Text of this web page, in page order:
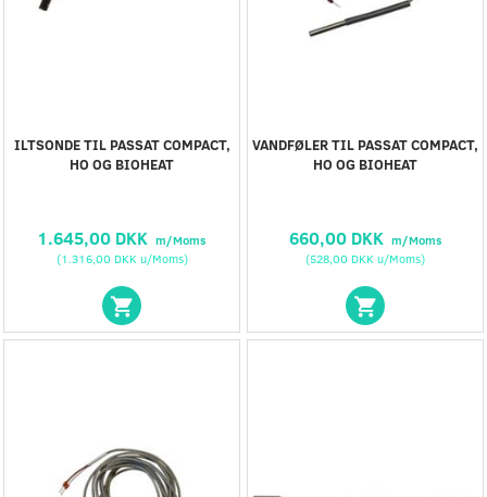
ILTSONDE TIL PASSAT COMPACT,
HO OG BIOHEAT
1.645,00 DKK m/Moms
(1.316,00 DKKu/Moms)
VANDFØLER TIL PASSAT COMPACT,
HO OG BIOHEAT
660,00 DKK m/Moms
(528,00 DKK u/Moms)